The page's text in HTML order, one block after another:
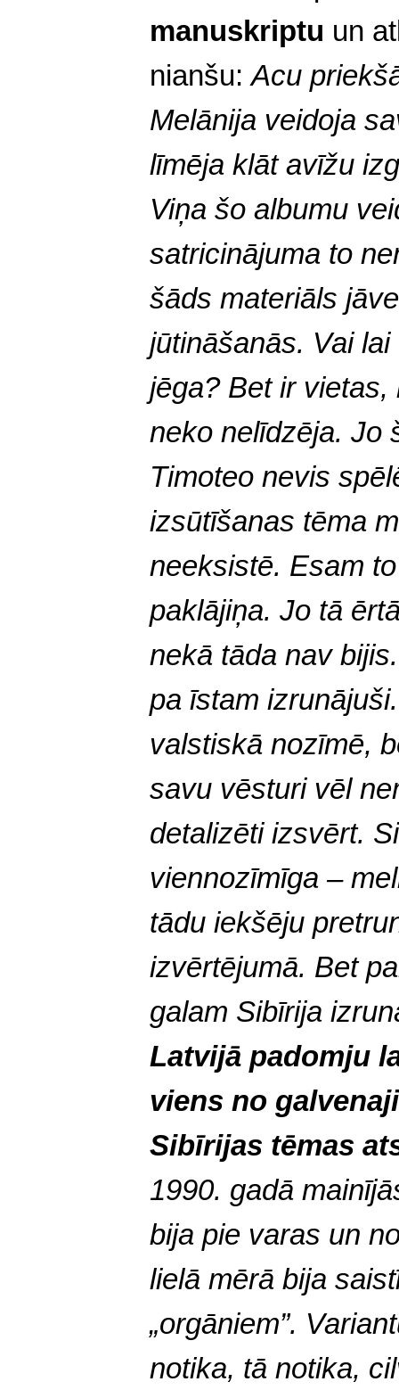
manuskriptu un
nianšu:Acu
Melānija veidoja
līmēja klāt avīžu
Viņa šo albumu
satricinājuma to
šāds materiāls
jūtināšanās. Vai
jēga? Bet ir
neko nelīdzēja. Jo
Timoteo nevis
izsūtīšanas tēma
neeksistē. Esam
paklājiņa. Jo tā
nekā tāda nav
pa īstam
valstiskā nozīmē,
savu vēsturi vēl
detalizēti izsvērt.
viennozīmīga –
tādu iekšēju
izvērtējumā. Bet
galam Sibīrija
Latvijā padomju
viens no
Sibīrijas tēmas
1990. gadā
bija pie varas un
lielā mērā bija
„orgāniem”.
notika, tā notika,